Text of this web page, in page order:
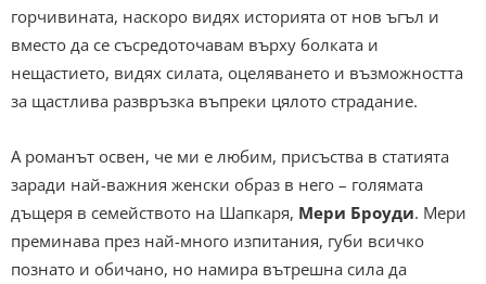
горчивината, наскоро видях историята от нов ъгъл и
вместо да се съсредоточавам върху болката и
нещастието, видях силата, оцеляването и възможността
за щастлива развръзка въпреки цялото страдание.
А романът освен, че ми е любим, присъства в статията
заради най-важния женски образ в него – голямата
дъщеря в семейството на Шапкаря, Мери Броуди. Мери
преминава през най-много изпитания, губи всичко
познато и обичано, но намира вътрешна сила да